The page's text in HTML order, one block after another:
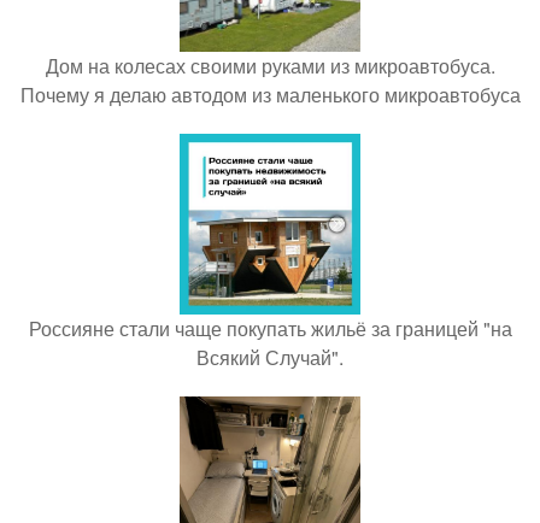
Дом на колесах своими руками из микроавтобуса.
Почему я делаю автодом из маленького микроавтобуса
Россияне стали чаще покупать жильё за границей "на
Всякий Случай".